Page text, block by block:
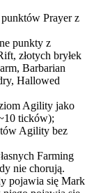
Prayer z
punkty z
złotych bryłek
Barbarian
Hallowed
Agility jako
ticków);
Agility bez
Farming
nie chorują.
pojawia się Mark